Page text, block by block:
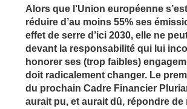
Alors que l’Union européenne
réduire d’au moins 55% ses
effet de serre d’ici 2030, elle ne
devant la responsabilité qui lui
honorer ses (trop faibles)
doit radicalement changer. Le
du prochain Cadre Financier
aurait pu, et aurait dû, répondre de